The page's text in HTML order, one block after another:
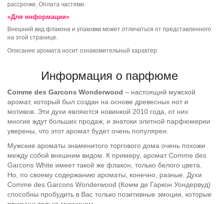
рассрочки, Оплата частями.
«Для информации»
Внешний вид флакона и упаковки может отличаться от представленного
на этой странице.
Описание аромата носит ознакомительный характер.
Информация о парфюме
Comme des Garcons Wonderwood – настоящий мужской
аромат, который был создан на основе древесных нот и
мотивов. Эти духи являются новинкой 2010 года, от них
многие ждут больших продаж, и знатоки элитной парфюмерии
уверены, что этот аромат будет очень популярен.
Мужские ароматы знаменитого торгового дома очень похожи
между собой внешним видом. К примеру, аромат Comme des
Garcons White имеет такой же флакон, только белого цвета.
Но, по своему содержанию ароматы, конечно, разные. Духи
Comme des Garcons Wonderwood (Комм де Гаркон Уондервуд)
способны пробудить в Вас только позитивные эмоции, которые